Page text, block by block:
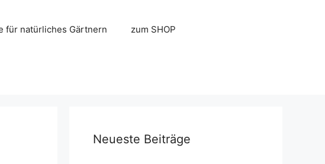
für natürliches Gärtnern zum SHOP
Neueste Beiträge